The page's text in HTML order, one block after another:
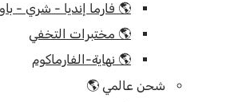
🌎 فارما إنديا - شري -
🌎 مختبرات التخفي
🌎 نهاية-الفارماكوم
شحن عالمي 🌎